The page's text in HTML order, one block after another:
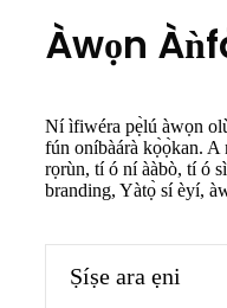
Àwọn
Ní ìfiwéra pẹ̀lú àwọn
fún oníbàárà kọ̀ọ̀kan. A
rọrùn, tí ó ní ààbò, tí ó
branding, Yàtọ̀ sí èyí,
Ṣíṣe ara ẹni